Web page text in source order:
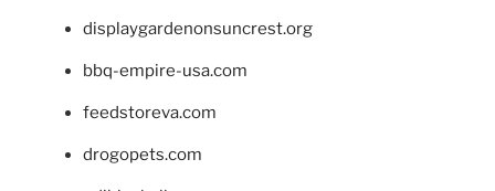
displaygardenonsuncrest.org
bbq-empire-usa.com
feedstoreva.com
drogopets.com